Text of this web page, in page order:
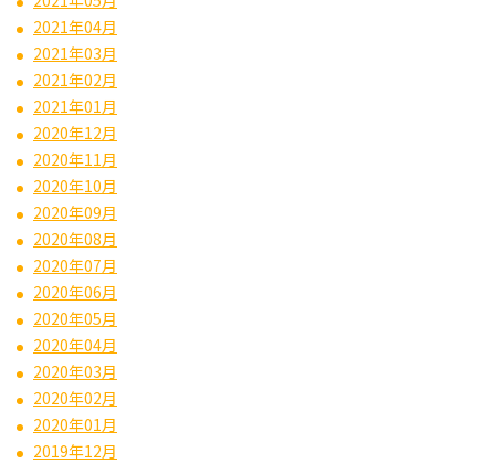
2021年04月
2021年03月
2021年02月
2021年01月
2020年12月
2020年11月
2020年10月
2020年09月
2020年08月
2020年07月
2020年06月
2020年05月
2020年04月
2020年03月
2020年02月
2020年01月
2019年12月